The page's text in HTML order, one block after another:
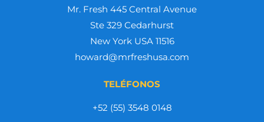
Mr. Fresh 445 Central Avenue
Ste 329 Cedarhurst
New York USA 11516
howard@mrfreshusa.com
TELÉFONOS
+52 (55) 3548 0148